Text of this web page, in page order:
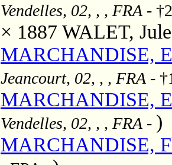
Vendelles, 02, , , FRA -
× 1887 WALET,
MARCHANDISE,
Jeancourt, 02, , , FRA -
MARCHANDISE,
Vendelles, 02, , , FRA - )
MARCHANDISE,